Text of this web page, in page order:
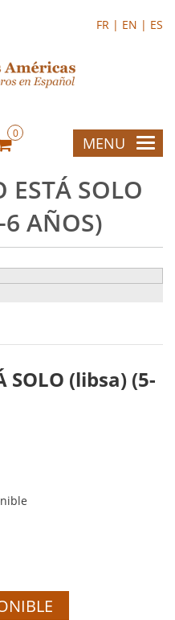
FR | EN | ES
0
MENU
ESTÁ SOLO
AÑOS)
SOLO (libsa) (5-